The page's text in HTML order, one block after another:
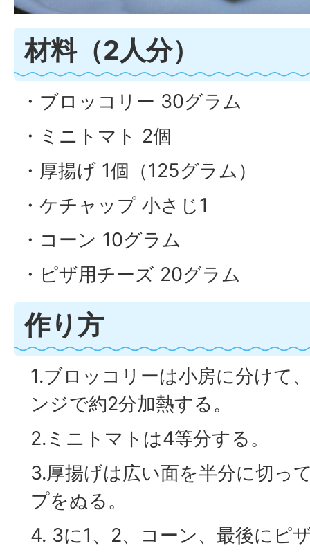
材料（2人分）
・ブロッコリー 30グラム
・ミニトマト 2個
・厚揚げ 1個（125グラム）
・ケチャップ 小さじ1
・コーン 10グラム
・ピザ用チーズ 20グラム
作り方
1.ブロッコリーは小房に分けて
ンジで約2分加熱する。
2.ミニトマトは4等分する。
3.厚揚げは広い面を半分に切っ
プをぬる。
4. 3に1、2、コーン、最後にピ